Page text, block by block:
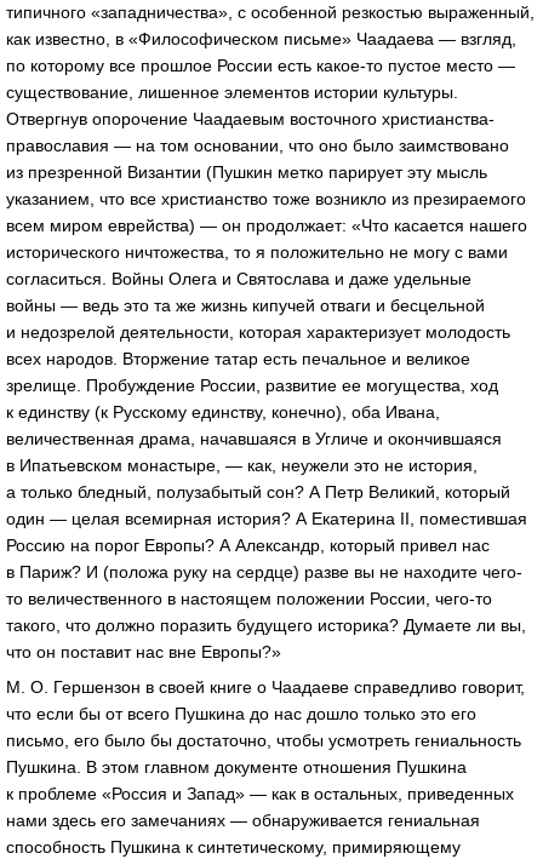
типичного «западничества», с особенной резкостью выраженный,
как известно, в «Философическом письме» Чаадаева — взгляд,
по которому все прошлое России есть какое-то пустое место —
существование, лишенное элементов истории культуры.
Отвергнув опорочение Чаадаевым восточного христианства-
православия — на том основании, что оно было заимствовано
из презренной Византии (Пушкин метко парирует эту мысль
указанием, что все христианство тоже возникло из презираемого
всем миром еврейства) — он продолжает: «Что касается нашего
исторического ничтожества, то я положительно не могу с вами
согласиться. Войны Олега и Святослава и даже удельные
войны — ведь это та же жизнь кипучей отваги и бесцельной
и недозрелой деятельности, которая характеризует молодость
всех народов. Вторжение татар есть печальное и великое
зрелище. Пробуждение России, развитие ее могущества, ход
к единству (к Русскому единству, конечно), оба Ивана,
величественная драма, начавшаяся в Угличе и окончившаяся
в Ипатьевском монастыре, — как, неужели это не история,
а только бледный, полузабытый сон? А Петр Великий, который
один — целая всемирная история? А Екатерина II, поместившая
Россию на порог Европы? А Александр, который привел нас
в Париж? И (положа руку на сердце) разве вы не находите чего-
то величественного в настоящем положении России, чего-то
такого, что должно поразить будущего историка? Думаете ли вы,
что он поставит нас вне Европы?»
М. О. Гершензон в своей книге о Чаадаеве справедливо говорит,
что если бы от всего Пушкина до нас дошло только это его
письмо, его было бы достаточно, чтобы усмотреть гениальность
Пушкина. В этом главном документе отношения Пушкина
к проблеме «Россия и Запад» — как в остальных, приведенных
нами здесь его замечаниях — обнаруживается гениальная
способность Пушкина к синтетическому, примиряющему